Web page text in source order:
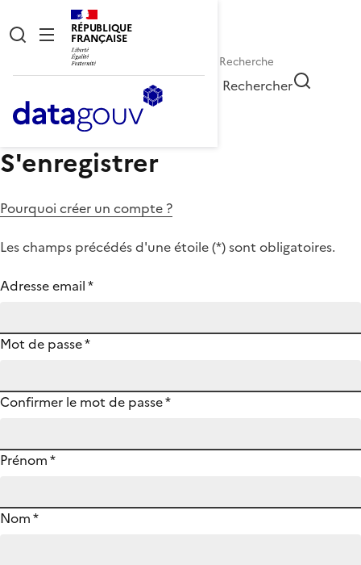
RÉPUBLIQUE
FRANÇAISE
Rechercher
S'enregistrer
Pourquoi créer un compte ?
Les champs précédés d'une étoile (*) sont obligatoires.
Adresse email*
Mot de passe*
Confirmer le mot de passe*
Prénom*
Nom*